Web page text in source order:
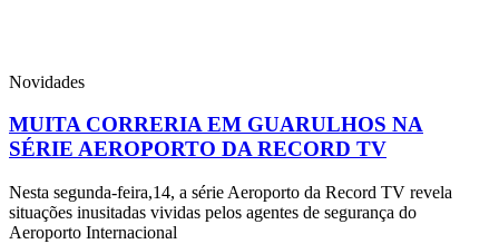
Novidades
MUITA CORRERIA EM GUARULHOS NA
SÉRIE AEROPORTO DA RECORD TV
Nesta segunda-feira,14, a série Aeroporto da Record TV revela
situações inusitadas vividas pelos agentes de segurança do
Aeroporto Internacional